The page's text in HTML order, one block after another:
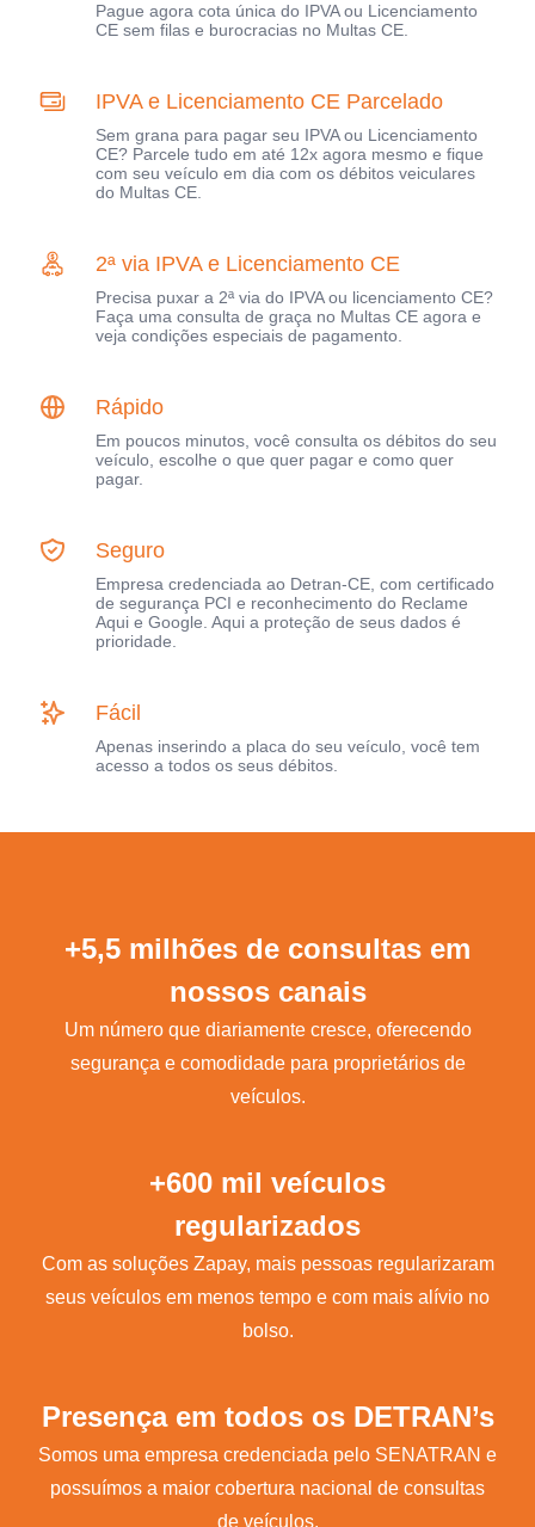
Pague agora cota única do IPVA ou Licenciamento
CE sem filas e burocracias no Multas CE.
IPVA e Licenciamento CE Parcelado
Sem grana para pagar seu IPVA ou Licenciamento
CE? Parcele tudo em até 12x agora mesmo e fique
com seu veículo em dia com os débitos veiculares
do Multas CE.
2ª via IPVA e Licenciamento CE
Precisa puxar a 2ª via do IPVA ou licenciamento CE?
Faça uma consulta de graça no Multas CE agora e
veja condições especiais de pagamento.
Rápido
Em poucos minutos, você consulta os débitos do seu
veículo, escolhe o que quer pagar e como quer
pagar.
Seguro
Empresa credenciada ao Detran-CE, com certificado
de segurança PCI e reconhecimento do Reclame
Aqui e Google. Aqui a proteção de seus dados é
prioridade.
Fácil
Apenas inserindo a placa do seu veículo, você tem
acesso a todos os seus débitos.
+5,5 milhões de consultas em
nossos canais
Um número que diariamente cresce, oferecendo
segurança e comodidade para proprietários de
veículos.
+600 mil veículos
regularizados
Com as soluções Zapay, mais pessoas regularizaram
seus veículos em menos tempo e com mais alívio no
bolso.
Presença em todos os DETRAN’s
Somos uma empresa credenciada pelo SENATRAN e
possuímos a maior cobertura nacional de consultas
de veículos.